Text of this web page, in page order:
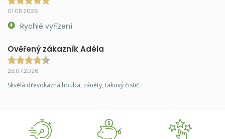
01.08.2026
Rychlé vyřízení
Ověřený zákazník Adéla
23.07.2026
Skvělá dřevokazná houba, záněty, takový čistič.